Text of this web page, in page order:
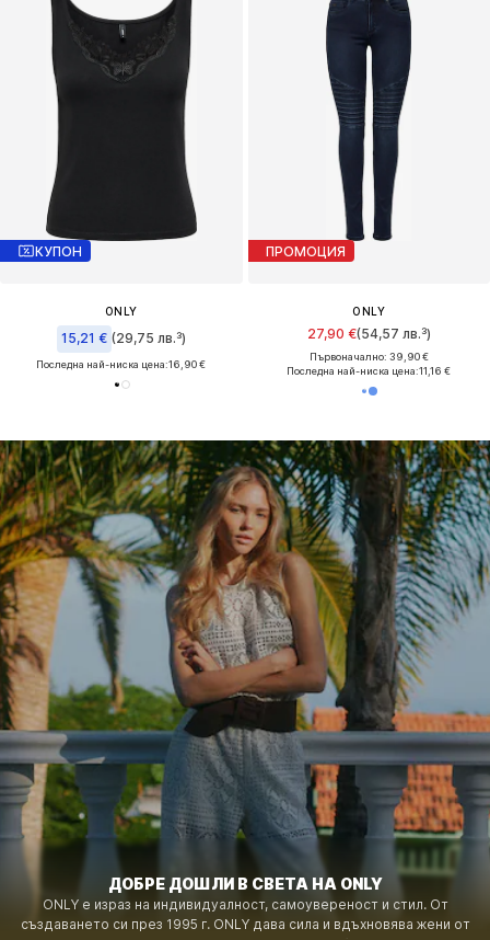
КУПОН
ONLY
15,21 € (29,75 лв.³)
Последна най-ниска цена:16,90 €
ПРОМОЦИЯ
ONLY
27,90 €(54,57 лв.³)
Първоначално: 39,90 €
Последна най-ниска цена:11,16 €
ДОБРЕ ДОШЛИ В СВЕТА НА ONLY
ONLY е израз на индивидуалност, самоувереност и стил. От
създаването си през 1995 г. ONLY дава сила и вдъхновява жени от